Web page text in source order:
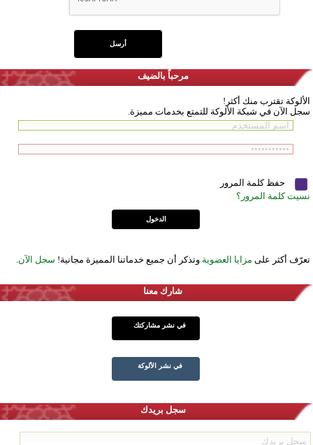
مرحباً بالضيف
الألوكة تقترب منك أكثر!
سجل الآن في شبكة الألوكة للتمتع بخدمات مميزة.
حفظ كلمة المرور
نسيت كلمة المرور؟
تعرّف أكثر على مزايا العضوية وتذكر أن جميع خدماتنا المميزة مجانية! سجل الآن
شارك معنا
في نشر مشاركتك
في نشر الألوكة
سجل بريدك